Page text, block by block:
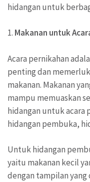
hidangan untuk
1. Makanan untuk
Acara pernikahan
penting dan
makanan. Makanan
mampu memuaskan
hidangan untuk acara
hidangan pembuka,
Untuk hidangan
yaitu makanan kecil
dengan tampilan yang